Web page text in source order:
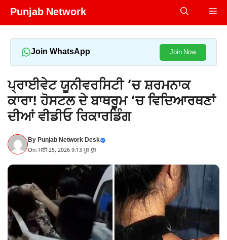
Skip
Punjab Network
Join WhatsApp Join Now
ਪ੍ਰਾਈਵੇਟ ਯੂਨੀਵਰਸਿਟੀ ‘ਚ ਸ਼ਰਮਨਾਕ
ਕਾਰਾ! ਹੋਸਟਲ ਦੇ ਬਾਥਰੂਮ ‘ਚ ਵਿਦਿਆਰਥਣਾਂ
ਦੀਆਂ ਵੀਡੀਓ ਰਿਕਾਰਡਿੰਗ
ByPunjab Network Desk
On: ਮਈ 25, 2026 9:13 ਪੂਃ ਦੁਃ